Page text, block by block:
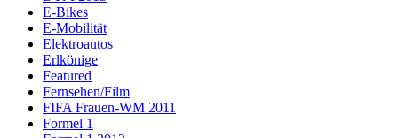
E-Bikes
E-Mobilität
Elektroautos
Erlkönige
Featured
Fernsehen/Film
FIFA Frauen-WM 2011
Formel 1